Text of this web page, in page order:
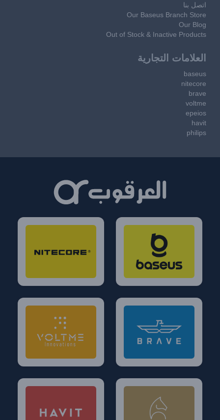
اتصل بنا
Our Baseus Branch Store
Our Blog
Out of Stock & Inactive Products
العلامات التجارية
baseus
nitecore
brave
voltme
epeios
havit
philips